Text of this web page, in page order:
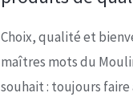
Choix, qualité et
maîtres mots du
souhait : toujours